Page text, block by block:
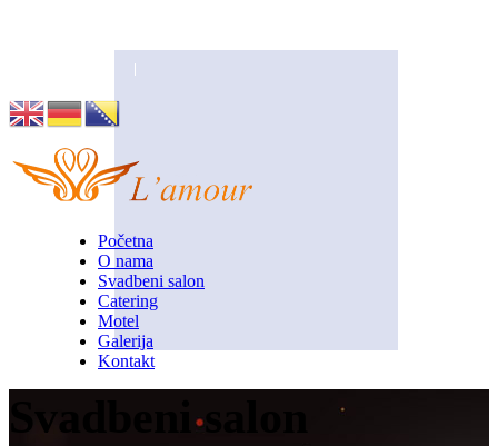
Početna
O nama
Svadbeni salon
Catering
Motel
Galerija
Kontakt
Svadbeni salon